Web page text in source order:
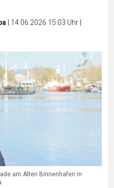
| 14.06.2026 15:03 Uhr|
am Alten Binnenhafen in